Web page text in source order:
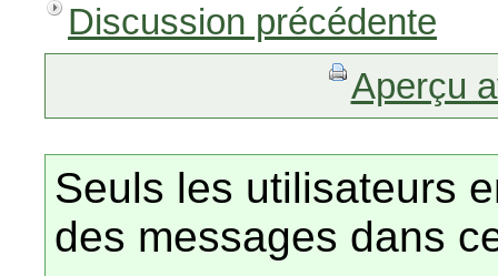
Discussion précédente
Aperçu
Seuls les utilisateurs
des messages dans